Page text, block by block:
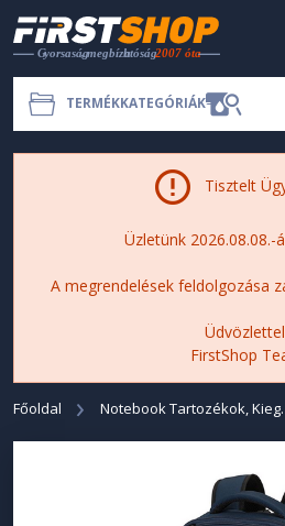
TERMÉKKATEGÓRIÁK
Tisztelt
Üzletünk 2026.08.08.-
A megrendelések feldolgozása
FirstShop
Főoldal